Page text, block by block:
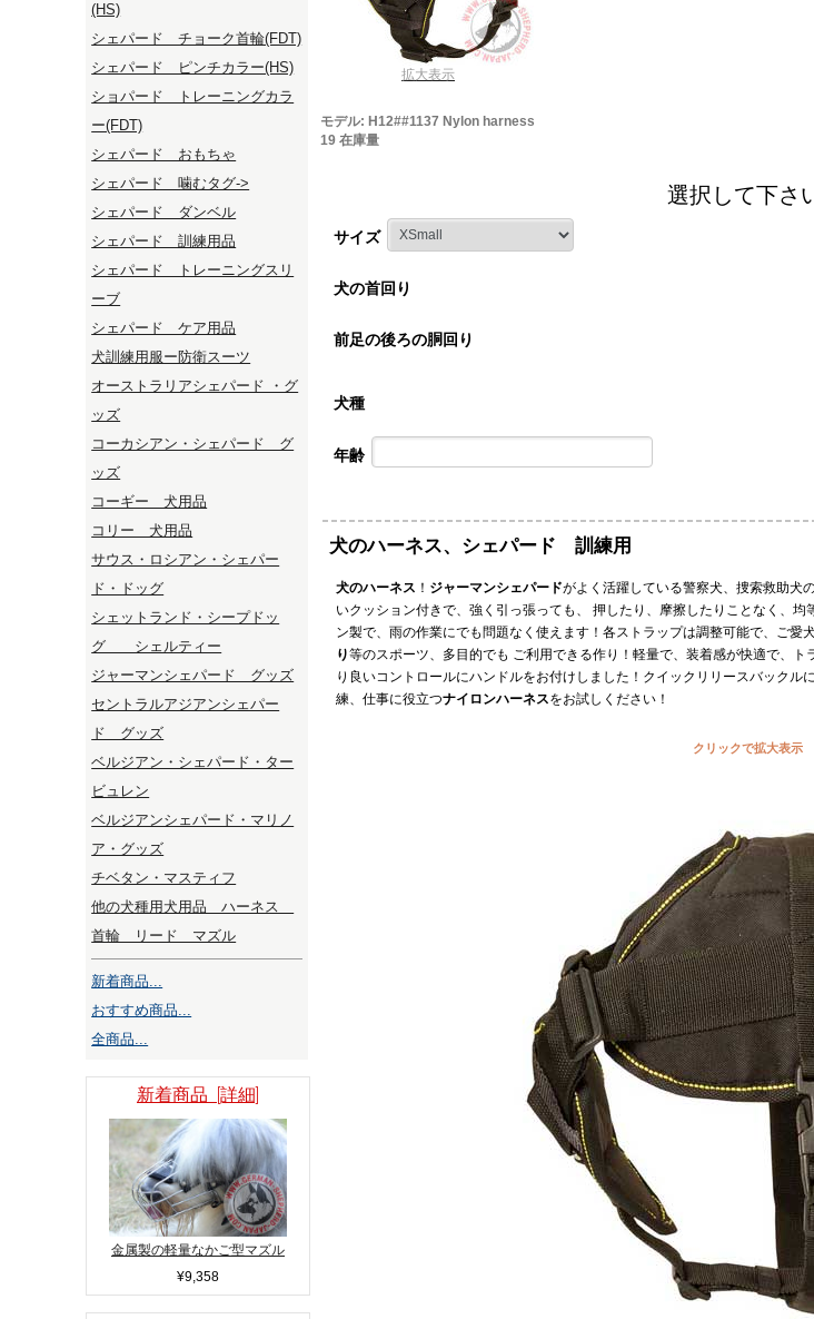
(HS)
シェパード チョーク首輪(FDT)
シェパード ピンチカラー(HS)
ショパード トレーニングカラ
ー(FDT)
シェパード おもちゃ
シェパード 噛むタグ->
シェパード ダンベル
シェパード 訓練用品
シェパード トレーニングスリ
ーブ
シェパード ケア用品
犬訓練用服ー防衛スーツ
オーストラリアシェパード ・グ
ッズ
コーカシアン・シェパード グ
ッズ
コーギー 犬用品
コリー 犬用品
サウス・ロシアン・シェパー
ド・ドッグ
シェットランド・シープドッ
グ シェルティー
ジャーマンシェパード グッズ
セントラルアジアンシェパー
ド グッズ
ベルジアン・シェパード・ター
ビュレン
ベルジアンシェパード・マリノ
ア・グッズ
チベタン・マスティフ
他の犬種用犬用品 ハーネス
首輪 リード マズル
新着商品...
おすすめ商品...
全商品...
新着商品 [詳細]
金属製の軽量なかご型マズル
¥9,358
拡大表示
モデル: H12##1137 Nylon harness
19 在庫量
選択して下さ
サイズ
犬の首回り
前足の後ろの胴回り
犬種
年齢
犬のハーネス、シェパード 訓練用
犬のハーネス ！ ジャーマンシェパードがよく活躍している警察犬、捜索救助犬
いクッション付きで、強く引っ張っても、 押したり、摩擦したりことなく、
ン製で、雨の作業にでも問題なく使えます！各ストラップは調整可能で、ご愛
り等のスポーツ、多目的でも ご利用できる作り！軽量で、装着感が快適で、
り良いコントロールにハンドルをお付けしました！クイックリリースバックル
練、仕事に役立つナイロンハーネスをお試しください！
クリックで拡大表示